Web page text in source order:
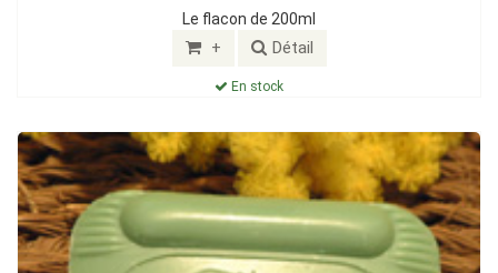
Le flacon de 200ml
+ Détail
En stock